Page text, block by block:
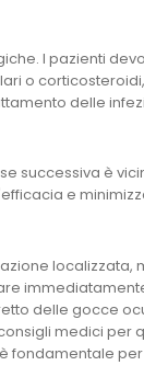
I pazienti
o
delle
successiva è
e
localizzata,
delle gocce
medici per
fondamentale